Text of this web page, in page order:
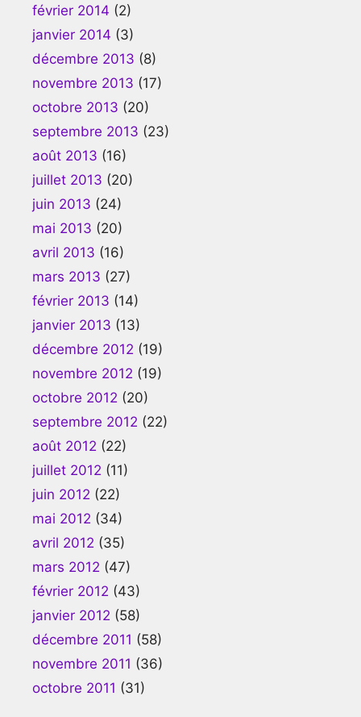
février 2014 (2)
janvier 2014 (3)
décembre 2013 (8)
novembre 2013 (17)
octobre 2013 (20)
septembre 2013 (23)
août 2013 (16)
juillet 2013 (20)
juin 2013 (24)
mai 2013 (20)
avril 2013 (16)
mars 2013 (27)
février 2013 (14)
janvier 2013 (13)
décembre 2012 (19)
novembre 2012 (19)
octobre 2012 (20)
septembre 2012 (22)
août 2012 (22)
juillet 2012 (11)
juin 2012 (22)
mai 2012 (34)
avril 2012 (35)
mars 2012 (47)
février 2012 (43)
janvier 2012 (58)
décembre 2011 (58)
novembre 2011 (36)
octobre 2011 (31)